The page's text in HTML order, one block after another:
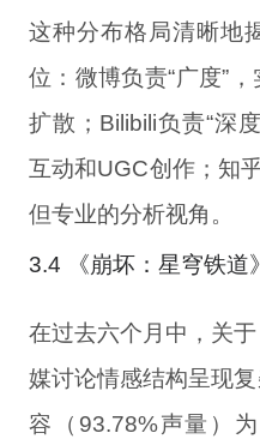
这种分布格局清晰地
位：微博负责“广度”
扩散；Bilibili负责“深
互动和UGC创作；知
但专业的分析视角。
3.4 《崩坏：星穹铁道
在过去六个月中，关
媒讨论情感结构呈现
容（93.78%声量）